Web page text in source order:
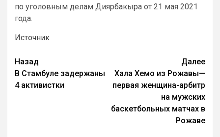
по уголовным делам Диярбакыра от 21 мая 2021
года.
Источник
Назад
В Стамбуле задержаны
4 активистки
Далее
Хала Хемо из Рожавы—
первая женщина-арбитр
на мужских
баскетбольных матчах в
Рожаве